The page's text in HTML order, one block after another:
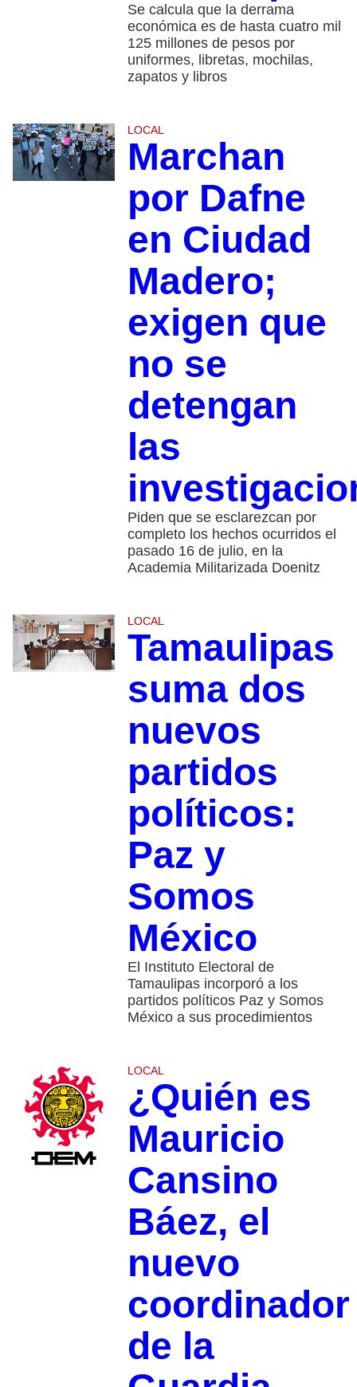
Se calcula que la derrama
económica es de hasta cuatro mil
125 millones de pesos por
uniformes, libretas, mochilas,
zapatos y libros
LOCAL
Marchan
por Dafne
en Ciudad
Madero;
exigen que
no se
detengan
las
Piden que se esclarezcan por
completo los hechos ocurridos el
pasado 16 de julio, en la
Academia Militarizada Doenitz
LOCAL
Tamaulipas
suma dos
nuevos
partidos
políticos:
Paz y
Somos
México
El Instituto Electoral de
Tamaulipas incorporó a los
partidos políticos Paz y Somos
México a sus procedimientos
LOCAL
¿Quién es
Mauricio
Cansino
Báez, el
nuevo
coordinador
de la